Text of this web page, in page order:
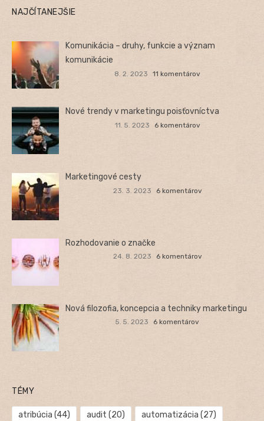
NAJČÍTANEJŠIE
Komunikácia – druhy, funkcie a význam
komunikácie
8. 2. 2023 11 komentárov
Nové trendy v marketingu poisťovníctva
11. 5. 2023 6 komentárov
Marketingové cesty
23. 3. 2023 6 komentárov
Rozhodovanie o značke
24. 8. 2023 6 komentárov
Nová filozofia, koncepcia a techniky marketingu
5. 5. 2023 6 komentárov
TÉMY
atribúcia (44) audit (20) automatizácia (27)